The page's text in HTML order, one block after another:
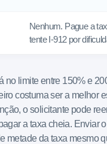
Nenhum. Pague a
tente I-912 por
no limite entre 150% e
costuma ser a melhor
o solicitante pode
a taxa cheia. Enviar
metade da taxa mesmo